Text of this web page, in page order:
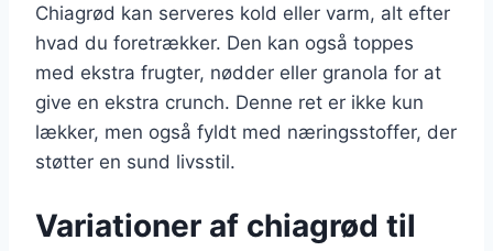
Chiagrød kan serveres kold eller varm, alt efter
hvad du foretrækker. Den kan også toppes
med ekstra frugter, nødder eller granola for at
give en ekstra crunch. Denne ret er ikke kun
lækker, men også fyldt med næringsstoffer, der
støtter en sund livsstil.
Variationer af chiagrød til